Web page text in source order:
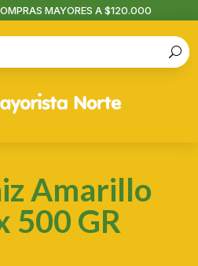
MAYORES A $120.000
Amarillo
500 GR